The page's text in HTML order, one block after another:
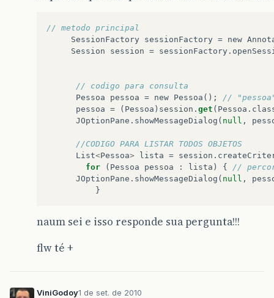
// metodo principal
SessionFactory sessionFactory = new
Session
session = sessionFactory .
// codigo para consulta
Pessoa
pessoa = new Pessoa ();
//
pessoa = ( Pessoa ) session . get ( Pessoa .
JOptionPane . showMessageDialog ( null ,
//CODIGO PARA LISTAR TODOS OBJETOS
List<Pessoa> lista = session .
for
( Pessoa pessoa : lista ) {
//
JOptionPane . showMessageDialog ( null ,
}
naum sei e isso responde sua pergunta!!!
flw té +
ViniGodoy1 de set. de 2010